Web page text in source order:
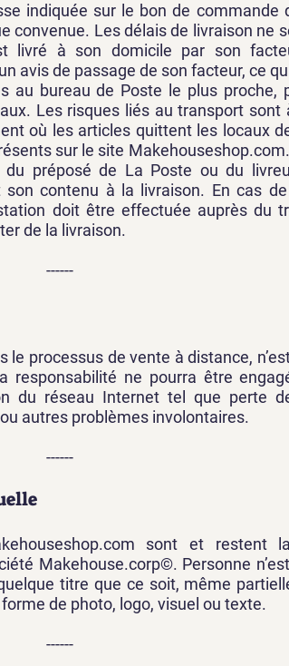
indiquée sur le bon de commande
convenue. Les délais de livraison ne
livré à son domicile par son
avis de passage de son facteur, ce
au bureau de Poste le plus proche,
Les risques liés au transport sont
où les articles quittent les locaux
sur le site Makehouseshop.com.
préposé de La Poste ou du
son contenu à la livraison. En cas
doit être effectuée auprès du
de la livraison.
------
processus de vente à distance,
responsabilité ne pourra être
du réseau Internet tel que perte
autres problèmes involontaires.
------
sont et restent
Makehouse.corp©. Personne
titre que ce soit, même
de photo, logo, visuel ou texte.
------